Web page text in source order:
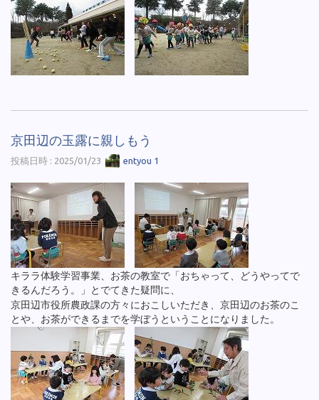
京田辺の玉露に親しもう
投稿日時 : 2025/01/23 entyou 1
キララ体験学習事業、お茶の教室で「おちゃって、どうやってで
きるんだろう。」とでてきた疑問に、
京田辺市役所農政課の方々におこしいただき、京田辺のお茶のこ
とや、お茶ができるまでを学ぼうということになりました。